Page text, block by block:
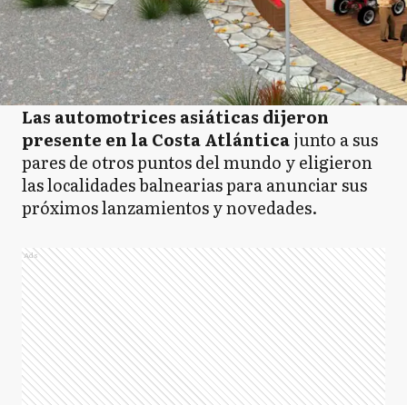
Las automotrices asiáticas dijeron
presente en la Costa Atlánticajunto a sus
pares de otros puntos del mundo y eligieron
las localidades balnearias para anunciar sus
próximos lanzamientos y novedades.
Ads